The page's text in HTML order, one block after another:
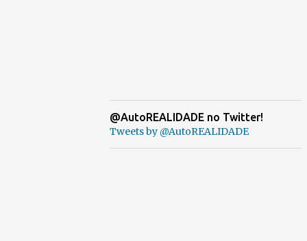
@AutoREALIDADE no Twitter!
Tweets by @AutoREALIDADE